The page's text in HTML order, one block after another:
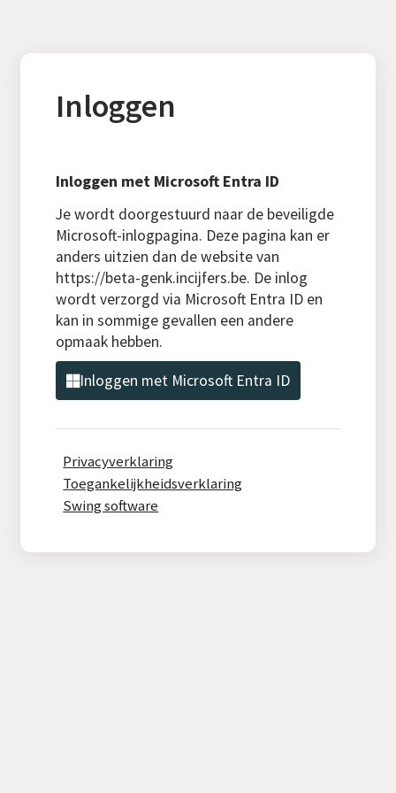
Inloggen
Inloggen met Microsoft Entra ID
Je wordt doorgestuurd naar de beveiligde
Microsoft-inlogpagina. Deze pagina kan er
anders uitzien dan de website van
https://beta-genk.incijfers.be. De inlog
wordt verzorgd via Microsoft Entra ID en
kan in sommige gevallen een andere
opmaak hebben.
Inloggen met Microsoft Entra ID
Privacyverklaring
Toegankelijkheidsverklaring
Swing software